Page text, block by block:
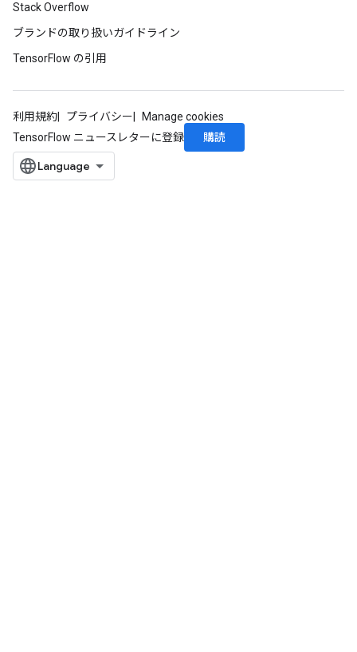
Stack Overflow
ブランドの取り扱いガイドライン
TensorFlow の引用
利用規約 プライバシー
Manage cookies
TensorFlow ニュースレターに登録
購読